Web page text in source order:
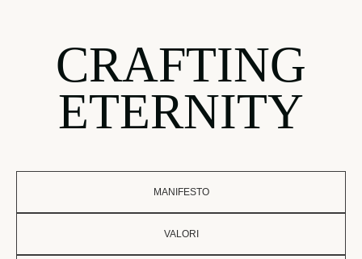
CRAFTING
ETERNITY
MANIFESTO
VALORI